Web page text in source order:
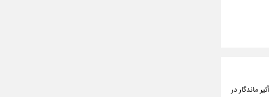
ماندگار در